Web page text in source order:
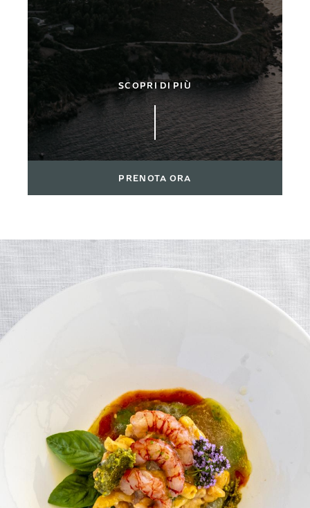
SCOPRI DI PIÙ
PRENOTA ORA